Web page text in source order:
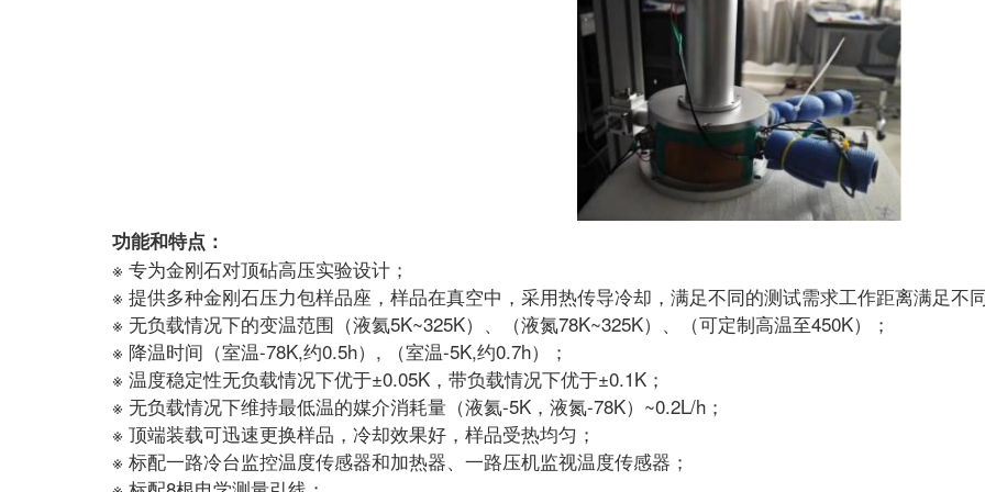
功能和特点：
※ 专为金刚石对顶砧高压实验设计；
※ 提供多种金刚石压力包样品座，样品在真空中，采用热传导冷却，满足不同的测试需求工作距离满足不
※ 无负载情况下的变温范围（液氦5K~325K）、（液氮78K~325K）、（可定制高温至450K）；
※ 降温时间（室温-78K,约0.5h）, （室温-5K,约0.7h）；
※ 温度稳定性无负载情况下优于±0.05K，带负载情况下优于±0.1K；
※ 无负载情况下维持最低温的媒介消耗量（液氦-5K，液氮-78K）~0.2L/h；
※ 顶端装载可迅速更换样品，冷却效果好，样品受热均匀；
※ 标配一路冷台监控温度传感器和加热器、一路压机监视温度传感器；